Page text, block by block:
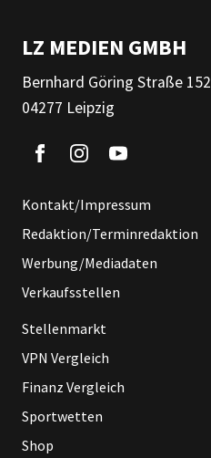
LZ MEDIEN GMBH
Bernhard Göring Straße 152
04277 Leipzig
Kontakt/Impressum
Redaktion/Terminredaktion
Werbung/Mediadaten
Verkaufsstellen
Stellenmarkt
VPN Vergleich
Finanz Vergleich
Sportwetten
Shop